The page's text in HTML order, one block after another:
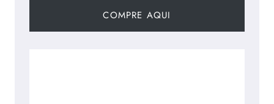
COMPRE AQUI